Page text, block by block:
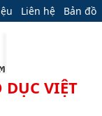
Liên hệ Bản đồ
DỤC VIỆT